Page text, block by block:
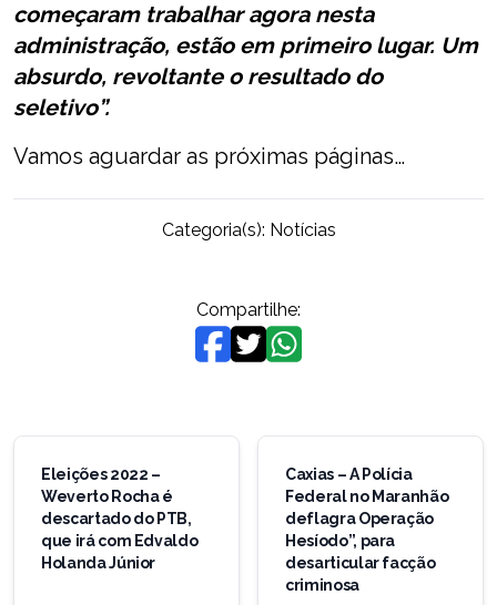
começaram trabalhar agora nesta
administração, estão em primeiro lugar. Um
absurdo, revoltante o resultado do
seletivo”.
Vamos aguardar as próximas páginas…
Categoria(s): Notícias
Compartilhe:
Navegação
Post
Eleições 2022 –
Weverto Rocha é
descartado do PTB,
que irá com Edvaldo
Holanda Júnior
Caxias – A Polícia
Federal no Maranhão
deflagra Operação
Hesíodo”, para
desarticular facção
criminosa